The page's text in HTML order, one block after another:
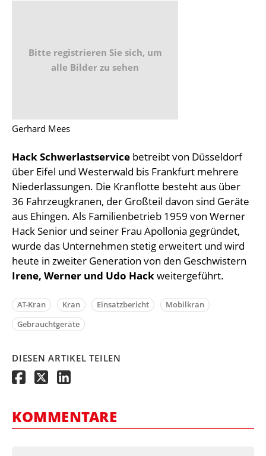
Bitte registrieren Sie sich, um
alle Bilder zu sehen
Gerhard Mees
Hack Schwerlastservice betreibt von Düsseldorf
über Eifel und Westerwald bis Frankfurt mehrere
Niederlassungen. Die Kranflotte besteht aus über
36 Fahrzeugkranen, der Großteil davon sind Geräte
aus Ehingen. Als Familienbetrieb 1959 von Werner
Hack Senior und seiner Frau Apollonia gegründet,
wurde das Unternehmen stetig erweitert und wird
heute in zweiter Generation von den Geschwistern
Irene, Werner und Udo Hackweitergeführt.
AT-Kran Kran Einsatzbericht
Mobilkran
Gebrauchtgeräte
DIESEN ARTIKEL TEILEN
KOMMENTARE